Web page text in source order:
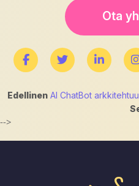
Ota
Artikkelien
selaus
Edellinen AI ChatBot
-->